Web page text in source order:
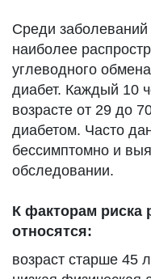
Среди
наиболее
углеводного
диабет. Каждый 10
возрасте от 29 до
диабетом. Часто
бессимптомно и
обследовании.
К факторам риска
относятся:
возраст старше 45